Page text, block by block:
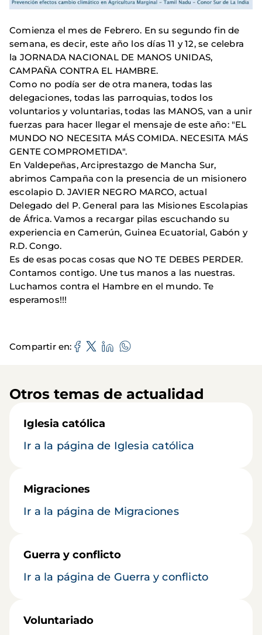
Comienza el mes de Febrero. En su segundo fin de
semana, es decir, este año los días 11 y 12, se celebra
la JORNADA NACIONAL DE MANOS UNIDAS,
CAMPAÑA CONTRA EL HAMBRE.
Como no podía ser de otra manera, todas las
delegaciones, todas las parroquias, todos los
voluntarios y voluntarias, todas las MANOS, van a unir
fuerzas para hacer llegar el mensaje de este año: "EL
MUNDO NO NECESITA MÁS COMIDA. NECESITA MÁS
GENTE COMPROMETIDA".
En Valdepeñas, Arciprestazgo de Mancha Sur,
abrimos Campaña con la presencia de un misionero
escolapio D. JAVIER NEGRO MARCO, actual
Delegado del P. General para las Misiones Escolapias
de África. Vamos a recargar pilas escuchando su
experiencia en Camerún, Guinea Ecuatorial, Gabón y
R.D. Congo.
Es de esas pocas cosas que NO TE DEBES PERDER.
Contamos contigo. Une tus manos a las nuestras.
Luchamos contra el Hambre en el mundo. Te
esperamos!!!
Compartir en
Otros temas de actualidad
Iglesia católica
Ir a la página de Iglesia católica
Migraciones
Ir a la página de Migraciones
Guerra y conflicto
Ir a la página de Guerra y conflicto
Voluntariado